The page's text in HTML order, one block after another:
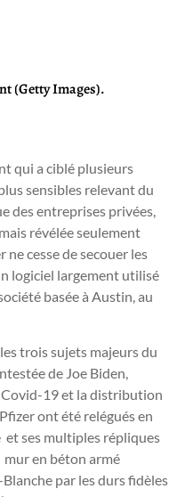
(Getty Images).
qui a ciblé plusieurs
sensibles relevant du
des entreprises privées,
révélée seulement
cesse de secouer les
logiciel largement utilisé
basée à Austin, au
trois sujets majeurs du
de Joe Biden,
Covid-19 et la distribution
ont été relégués en
et ses multiples répliques
mur en béton armé
par les durs fidèles